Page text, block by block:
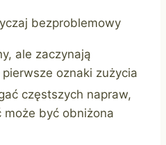
bezproblemowy
ale zaczynają
oznaki zużycia
częstszych napraw,
może być obniżona